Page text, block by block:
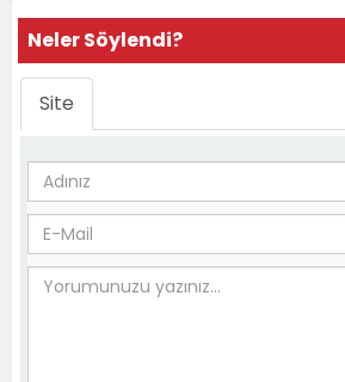
Neler Söylendi?
Site